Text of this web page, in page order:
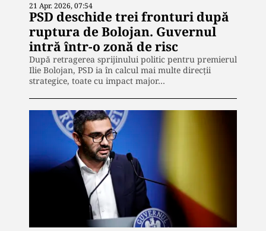
21 Apr. 2026, 07:54
PSD deschide trei fronturi după
ruptura de Bolojan. Guvernul
intră într-o zonă de risc
După retragerea sprijinului politic pentru premierul
Ilie Bolojan, PSD ia în calcul mai multe direcții
strategice, toate cu impact major…